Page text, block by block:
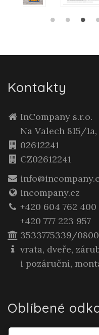
Kontakty
InCompany s.r.o.
Na Valech 815/
02612241
CZ02612241
incompany.cz
+420 604 762 400
+420 777 223 957
3533775339/0800
vrata, dveře,
i pozáruční,
Oblíbené